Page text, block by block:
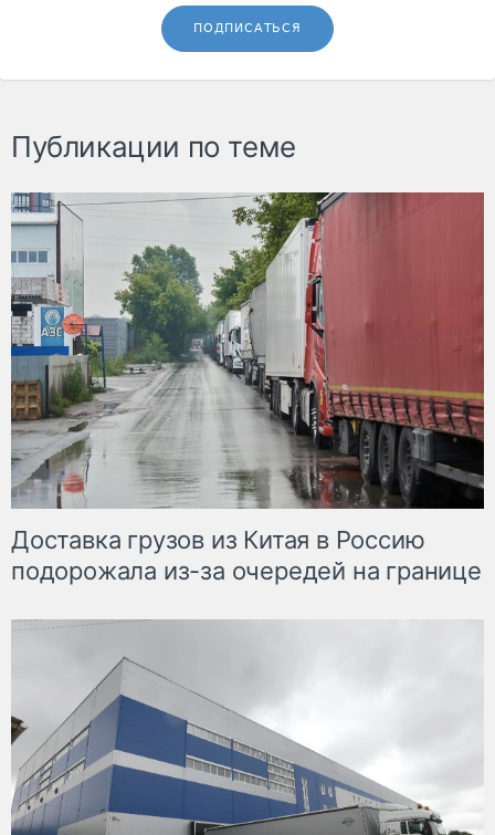
ПОДПИСАТЬСЯ
Публикации по теме
Доставка грузов из Китая в Россию
подорожала из-за очередей на границе